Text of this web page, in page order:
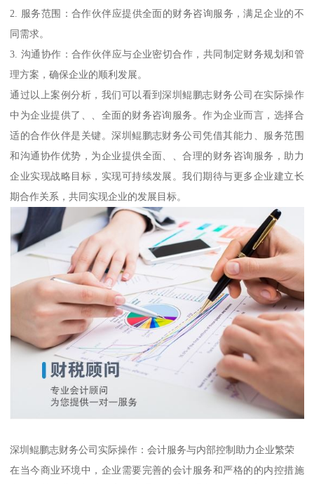
2. 服务范围：合作伙伴应提供全面的财务咨询服务，满足企业的不
同需求。
3. 沟通协作：合作伙伴应与企业密切合作，共同制定财务规划和管
理方案，确保企业的顺利发展。
通过以上案例分析，我们可以看到深圳鲲鹏志财务公司在实际操作
中为企业提供了、、全面的财务咨询服务。作为企业而言，选择合
适的合作伙伴是关键。深圳鲲鹏志财务公司凭借其能力、服务范围
和沟通协作优势，为企业提供全面、、合理的财务咨询服务，助力
企业实现战略目标，实现可持续发展。我们期待与更多企业建立长
期合作关系，共同实现企业的发展目标。
深圳鲲鹏志财务公司实际操作：会计服务与内部控制助力企业繁荣
在当今商业环境中，企业需要完善的会计服务和严格的的内控措施